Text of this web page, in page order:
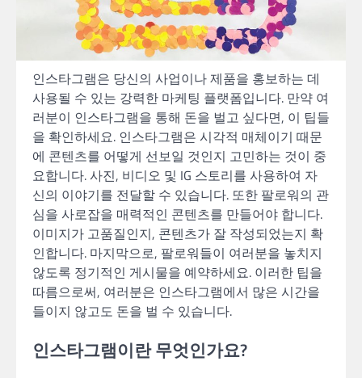
인스타그램은 당신의 사업이나 제품을 홍보하는 데
사용될 수 있는 강력한 마케팅 플랫폼입니다. 만약 여
러분이 인스타그램을 통해 돈을 벌고 싶다면, 이 팁들
을 확인하세요. 인스타그램은 시각적 매체이기 때문
에 콘텐츠를 어떻게 선보일 것인지 고민하는 것이 중
요합니다. 사진, 비디오 및 IG 스토리를 사용하여 자
신의 이야기를 전달할 수 있습니다. 또한 팔로워의 관
심을 사로잡을 매력적인 콘텐츠를 만들어야 합니다.
이미지가 고품질인지, 콘텐츠가 잘 작성되었는지 확
인합니다. 마지막으로, 팔로워들이 여러분을 놓치지
않도록 정기적인 게시물을 예약하세요. 이러한 팁을
따름으로써, 여러분은 인스타그램에서 많은 시간을
들이지 않고도 돈을 벌 수 있습니다.
인스타그램이란 무엇인가요?